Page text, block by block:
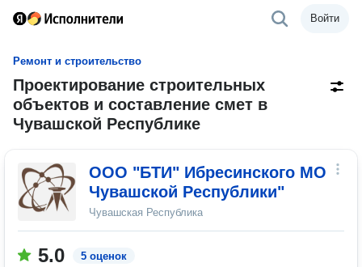
Войти
Ремонт и строительство
Проектирование строительных
объектов и составление смет в
Чувашской Республике
ООО "БТИ" Ибресинского МО
Чувашской Республики"
Чувашская Республика
5.0 5 оценок